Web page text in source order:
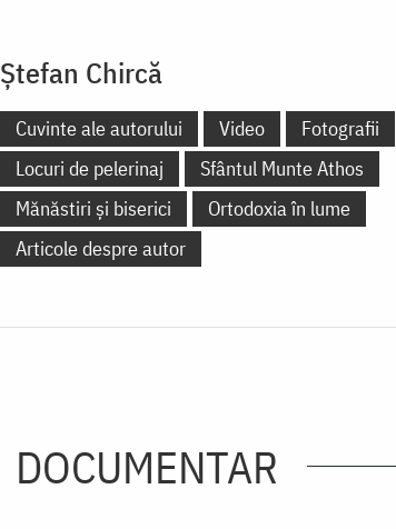
Ștefan Chircă
Cuvinte ale autorului Video
Fotografii
Locuri de pelerinaj
Sfântul Munte Athos
Mănăstiri și biserici
Ortodoxia în lume
Articole despre autor
DOCUMENTAR